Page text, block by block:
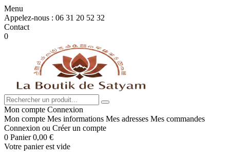
Menu
Appelez-nous : 06 31 20 52 32
Contact
0
Mon compte Connexion
Mon compte Mes informations Mes adresses Mes commandes
Connexion ou Créer un compte
0 Panier 0,00 €
Votre panier est vide